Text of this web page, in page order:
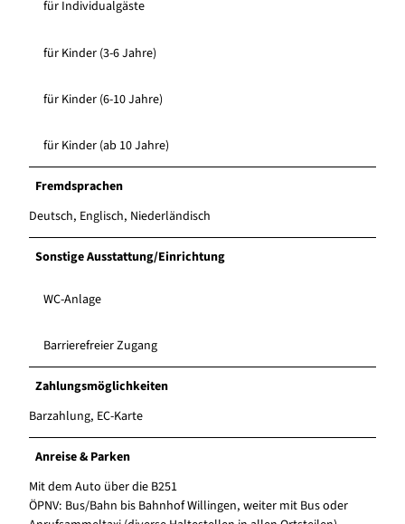
für Individualgäste
für Kinder (3-6 Jahre)
für Kinder (6-10 Jahre)
für Kinder (ab 10 Jahre)
Fremdsprachen
Deutsch, Englisch, Niederländisch
Sonstige Ausstattung/Einrichtung
WC-Anlage
Barrierefreier Zugang
Zahlungsmöglichkeiten
Barzahlung, EC-Karte
Anreise & Parken
Mit dem Auto über die B251
ÖPNV: Bus/Bahn bis Bahnhof Willingen, weiter mit Bus oder